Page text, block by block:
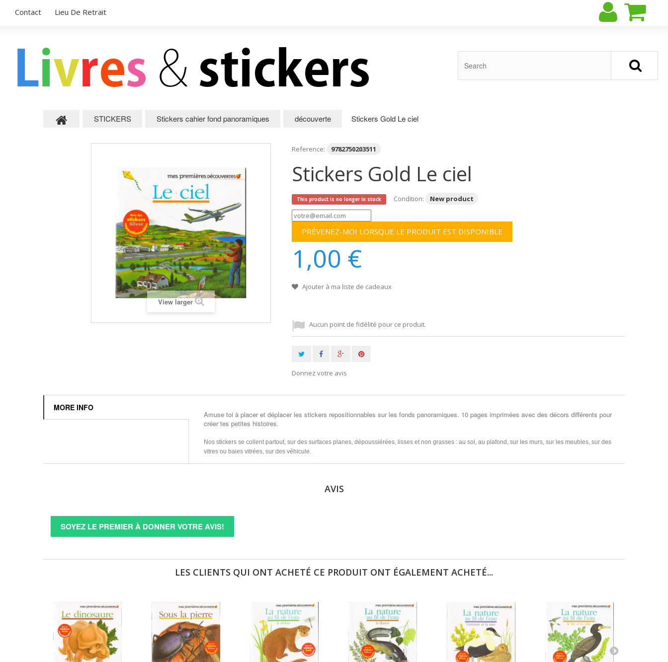
Contact Lieu De Retrait
STICKERS Stickers cahier fond panoramiques découverte Stickers Gold Le ciel
View larger
Reference: 9782750203511
Stickers Gold Le ciel
This product is no longer in stock Condition: New product
PRÉVENEZ-MOI LORSQUE LE PRODUIT EST DISPONIBLE
1,00 €
Ajouter à ma liste de cadeaux
Aucun point de fidélité pour ce produit.
Donnez votre avis
MORE INFO
Amuse toi à placer et déplacer les stickers repositionnables sur les fonds panoramiques. 10 pages imprimées avec des décors différents pour
créer tes petites histoires.
Nos stickers se collent partout, sur des surfaces planes, dépoussiérées, lisses et non grasses : au sol, au plafond, sur les murs, sur les meubles, sur des
vitres ou baies vitrées, sur des véhicule.
AVIS
SOYEZ LE PREMIER À DONNER VOTRE AVIS!
LES CLIENTS QUI ONT ACHETÉ CE PRODUIT ONT ÉGALEMENT ACHETÉ...